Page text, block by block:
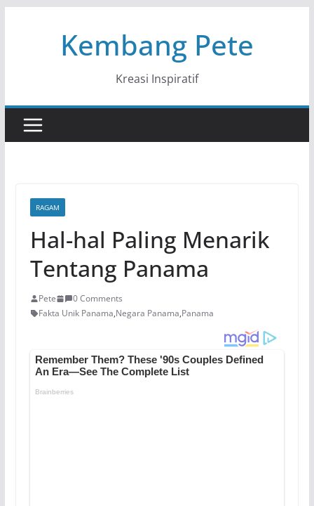
Kembang Pete
Kreasi Inspiratif
RAGAM
Hal-hal Paling Menarik
Tentang Panama
Pete
0 Comments
Fakta Unik Panama,Negara Panama,Panama